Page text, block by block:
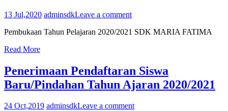
13 Jul,2020 adminsdkLeave a comment
Pembukaan Tahun Pelajaran 2020/2021 SDK MARIA FATIMA
Read More
Penerimaan Pendaftaran Siswa
Baru/Pindahan Tahun Ajaran 2020/2021
24 Oct,2019 adminsdkLeave a comment